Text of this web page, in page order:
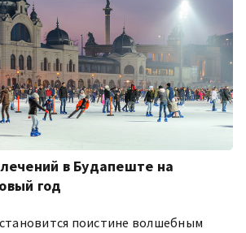
в Будапеште на
год
поистине волшебным